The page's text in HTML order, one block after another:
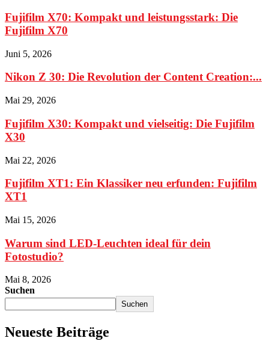
Fujifilm X70: Kompakt und leistungsstark: Die
Fujifilm X70
Juni 5, 2026
Nikon Z 30: Die Revolution der Content Creation:...
Mai 29, 2026
Fujifilm X30: Kompakt und vielseitig: Die Fujifilm
X30
Mai 22, 2026
Fujifilm XT1: Ein Klassiker neu erfunden: Fujifilm
XT1
Mai 15, 2026
Warum sind LED-Leuchten ideal für dein
Fotostudio?
Mai 8, 2026
Suchen
Suchen
Neueste Beiträge